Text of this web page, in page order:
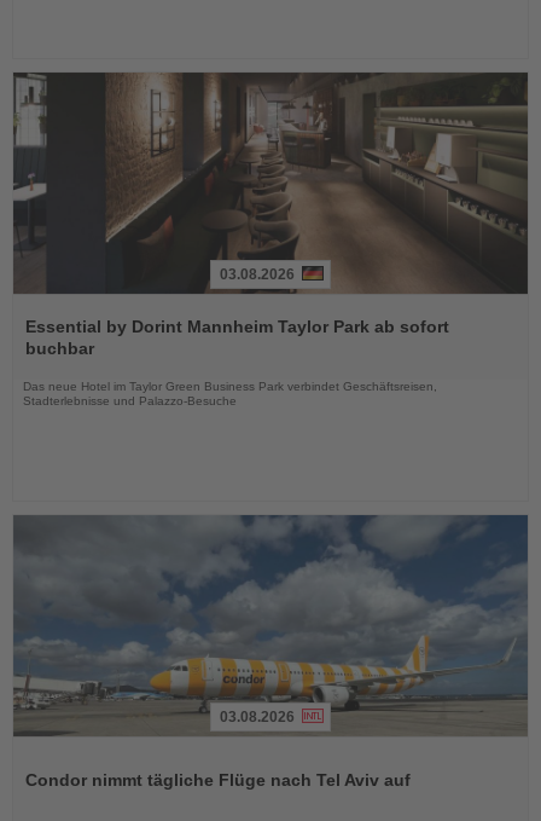
Sie
die
03.08.2026
Essential by Dorint Mannheim Taylor Park ab sofort
buchbar
Das neue Hotel im Taylor Green Business Park verbindet Geschäftsreisen,
Stadterlebnisse und Palazzo-Besuche
die
03.08.2026
Condor nimmt tägliche Flüge nach Tel Aviv auf